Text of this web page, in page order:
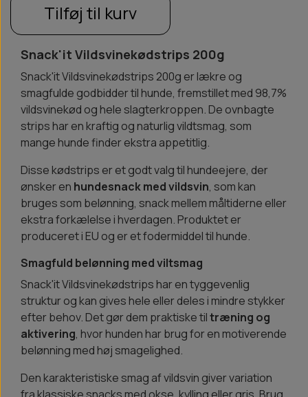
Tilføj til kurv
Snack'it Vildsvinekødstrips 200g
Snack'it Vildsvinekødstrips 200g er lækre og
smagfulde godbidder til hunde, fremstillet med 98,7%
vildsvinekød og hele slagterkroppen. De ovnbagte
strips har en kraftig og naturlig vildtsmag, som
mange hunde finder ekstra appetitlig.
Disse kødstrips er et godt valg til hundeejere, der
ønsker en hundesnack med vildsvin, som kan
bruges som belønning, snack mellem måltiderne eller
ekstra forkælelse i hverdagen. Produktet er
produceret i EU og er et fodermiddel til hunde.
Smagfuld belønning med viltsmag
Snack'it Vildsvinekødstrips har en tyggevenlig
struktur og kan gives hele eller deles i mindre stykker
efter behov. Det gør dem praktiske tiltræning og
aktivering, hvor hunden har brug for en motiverende
belønning med høj smagelighed.
Den karakteristiske smag af vildsvin giver variation